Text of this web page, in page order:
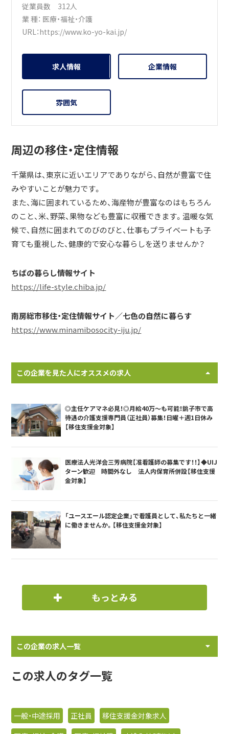
従業員数 312人
業 種： 医療・福祉・介護
URL：https://www.ko-yo-kai.jp/
求人情報 企業情報
雰囲気
周辺の移住・定住情報
千葉県は、東京に近いエリアでありながら、自然が豊富で住
みやすいことが魅力です。
また、海に囲まれているため、海産物が豊富なのはもちろん
のこと、米、野菜、果物なども豊富に収穫できます。温暖な気
候で、自然に囲まれてのびのびと、仕事もプライベートも子
育ても重視した、健康的で安心な暮らしを送りませんか？
ちばの暮らし情報サイト
https://life-style.chiba.jp/
南房総市移住・定住情報サイト／七色の自然に暮らす
https://www.minamibosocity-iju.jp/
この企業を見た人にオススメの求人
◎主任ケアマネ必見！◎月給40万〜も可能！銚子市で高
待遇の介護支援専門員（正社員）募集！日曜＋週1日休み
【移住支援金対象】
医療法人光洋会三芳病院【准看護師の募集です！！】◆UIJ
ターン歓迎 時間外なし 法人内保育所併設【移住支援
金対象】
「ユースエール認定企業」で看護員として、私たちと一緒
に働きませんか。【移住支援金対象】
もっとみる
この企業の求人一覧
この求人のタグ一覧
一般・中途採用 正社員
移住支援金対象求人